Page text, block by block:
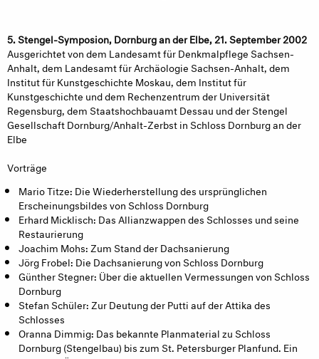
5. Stengel-Symposion, Dornburg an der Elbe, 21. September 2002
Ausgerichtet von dem Landesamt für Denkmalpflege Sachsen-
Anhalt, dem Landesamt für Archäologie Sachsen-Anhalt, dem
Institut für Kunstgeschichte Moskau, dem Institut für
Kunstgeschichte und dem Rechenzentrum der Universität
Regensburg, dem Staatshochbauamt Dessau und der Stengel
Gesellschaft Dornburg/Anhalt-Zerbst in Schloss Dornburg an der
Elbe
Vorträge
Mario Titze: Die Wiederherstellung des ursprünglichen
Erscheinungsbildes von Schloss Dornburg
Erhard Micklisch: Das Allianzwappen des Schlosses und seine
Restaurierung
Joachim Mohs: Zum Stand der Dachsanierung
Jörg Frobel: Die Dachsanierung von Schloss Dornburg
Günther Stegner: Über die aktuellen Vermessungen von Schloss
Dornburg
Stefan Schüler: Zur Deutung der Putti auf der Attika des
Schlosses
Oranna Dimmig: Das bekannte Planmaterial zu Schloss
Dornburg (Stengelbau) bis zum St. Petersburger Planfund. Ein